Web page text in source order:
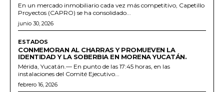
En un mercado inmobiliario cada vez más competitivo, Capetillo
Proyectos (CAPRO) se ha consolidado...
junio 30, 2026
ESTADOS
CONMEMORAN AL CHARRAS Y PROMUEVEN LA
IDENTIDAD Y LA SOBERBIA EN MORENA YUCATÁN.
Mérida, Yucatán.— En punto de las 17:45 horas, en las
instalaciones del Comité Ejecutivo...
febrero 16, 2026